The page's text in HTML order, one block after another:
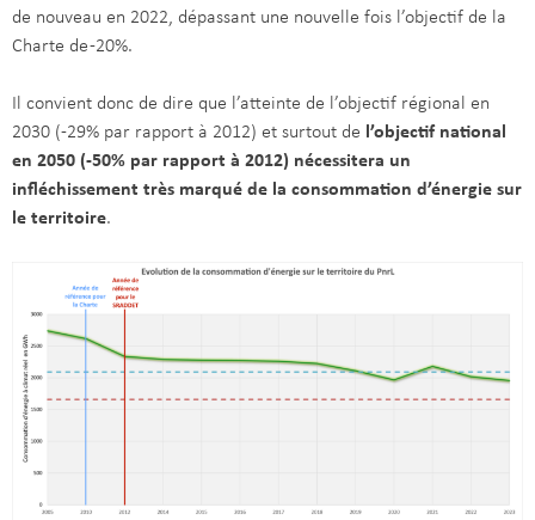
de nouveau en 2022, dépassant une nouvelle fois l’objectif de la
Charte de -20%.
Il convient donc de dire que l’atteinte de l’objectif régional en
2030 (-29% par rapport à 2012) et surtout de l’objectif national
en 2050 (-50% par rapport à 2012) nécessitera un
infléchissement très marqué de la consommation d’énergie sur
le territoire.